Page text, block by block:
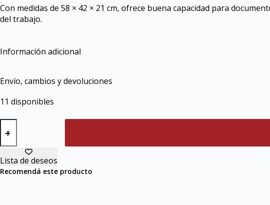
Con medidas de 58 × 42 × 21 cm, ofrece buena capacidad para
del trabajo.
Información adicional
Envío, cambios y devoluciones
11 disponibles
Lista de deseos
Recomendá este producto